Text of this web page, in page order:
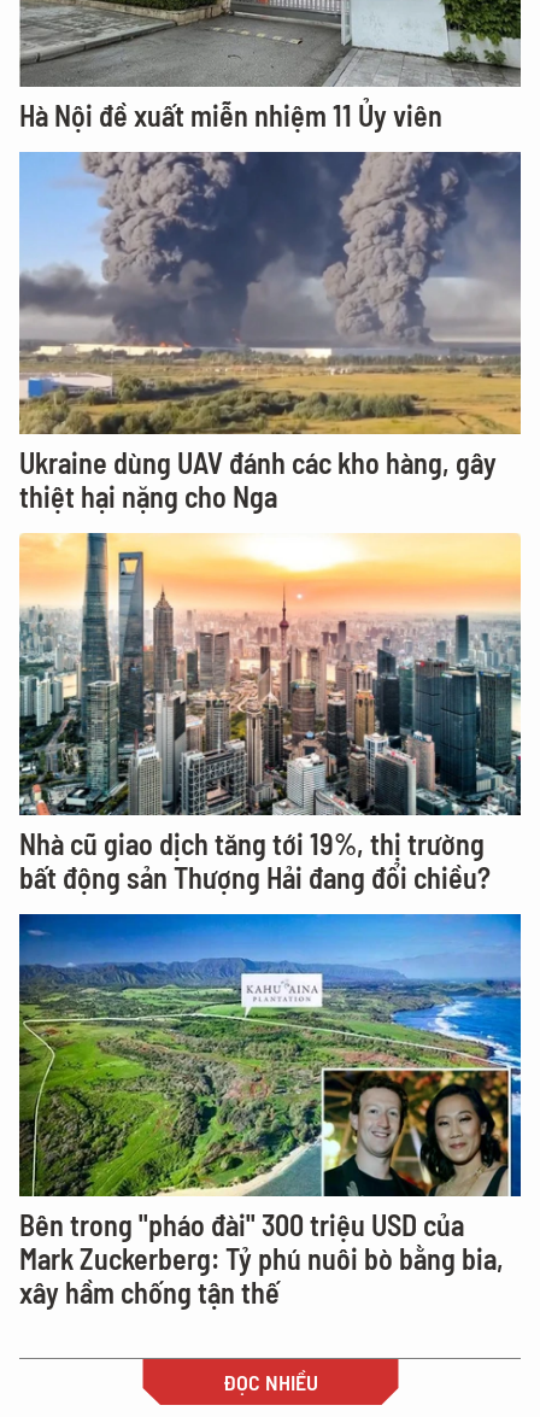
Hà Nội đề xuất miễn nhiệm 11 Ủy viên
Ukraine dùng UAV đánh các kho hàng, gây
thiệt hại nặng cho Nga
Nhà cũ giao dịch tăng tới 19%, thị trường
bất động sản Thượng Hải đang đổi chiều?
Bên trong "pháo đài" 300 triệu USD của
Mark Zuckerberg: Tỷ phú nuôi bò bằng bia,
xây hầm chống tận thế
ĐỌC NHIỀU